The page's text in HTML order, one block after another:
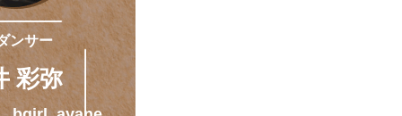
ンサー
彩弥